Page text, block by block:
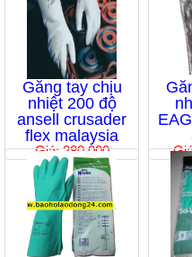
Găng tay chịu
nhiệt 200 độ
ansell crusader
flex malaysia
Giá: 280,000